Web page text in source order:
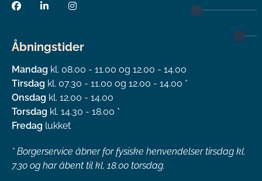
Åbningstider
Mandag kl. 08.00 - 11.00 og 12.00 - 14.00
Tirsdag kl. 07.30 - 11.00 og 12.00 - 14.00 *
Onsdag kl. 12.00 - 14.00
Torsdag kl. 14.30 - 18.00 *
Fredag lukket
* Borgerservice åbner for fysiske henvendelser tirsdag kl.
7.30 og har åbent til kl. 18.00 torsdag.